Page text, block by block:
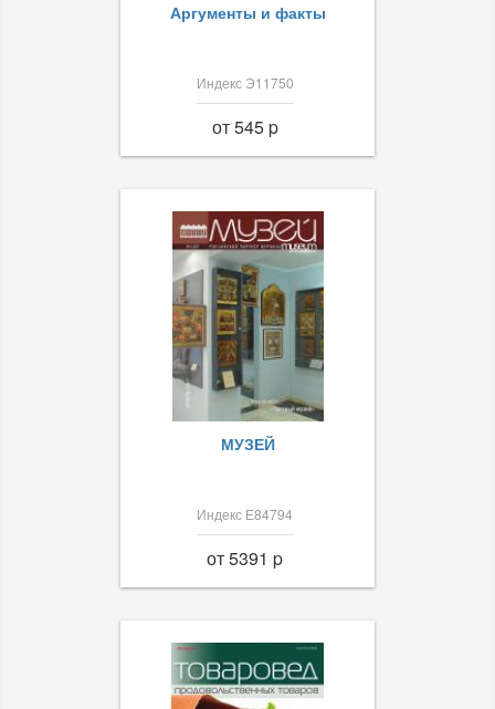
Аргументы и факты
Индекс Э11750
от 545 p
МУЗЕЙ
Индекс Е84794
от 5391 p